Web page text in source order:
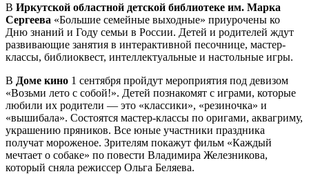
В Иркутской областной детской библиотеке им. Марка
Сергеева «Большие семейные выходные» приурочены ко
Дню знаний и Году семьи в России. Детей и родителей ждут
развивающие занятия в интерактивной песочнице, мастер-
классы, библиоквест, интеллектуальные и настольные игры.
В Доме кино 1 сентября пройдут мероприятия под девизом
«Возьми лето с собой!». Детей познакомят с играми, которые
любили их родители — это «классики», «резиночка» и
«вышибала». Состоятся мастер-классы по оригами, аквагриму,
украшению пряников. Все юные участники праздника
получат мороженое. Зрителям покажут фильм «Каждый
мечтает о собаке» по повести Владимира Железникова,
который сняла режиссер Ольга Беляева.